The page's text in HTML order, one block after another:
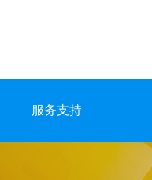
服务支持